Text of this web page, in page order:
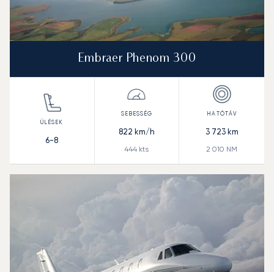
Embraer Phenom 300
6-8
822 km/h
444 kts
3 723km
2 010 NM